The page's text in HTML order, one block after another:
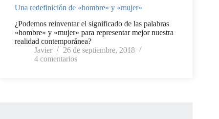
Una redefinición de «hombre» y «mujer»
¿Podemos reinventar el significado de las palabras
«hombre» y «mujer» para representar mejor nuestra
realidad contemporánea?
Javier
26 de septiembre, 2018
4 comentarios